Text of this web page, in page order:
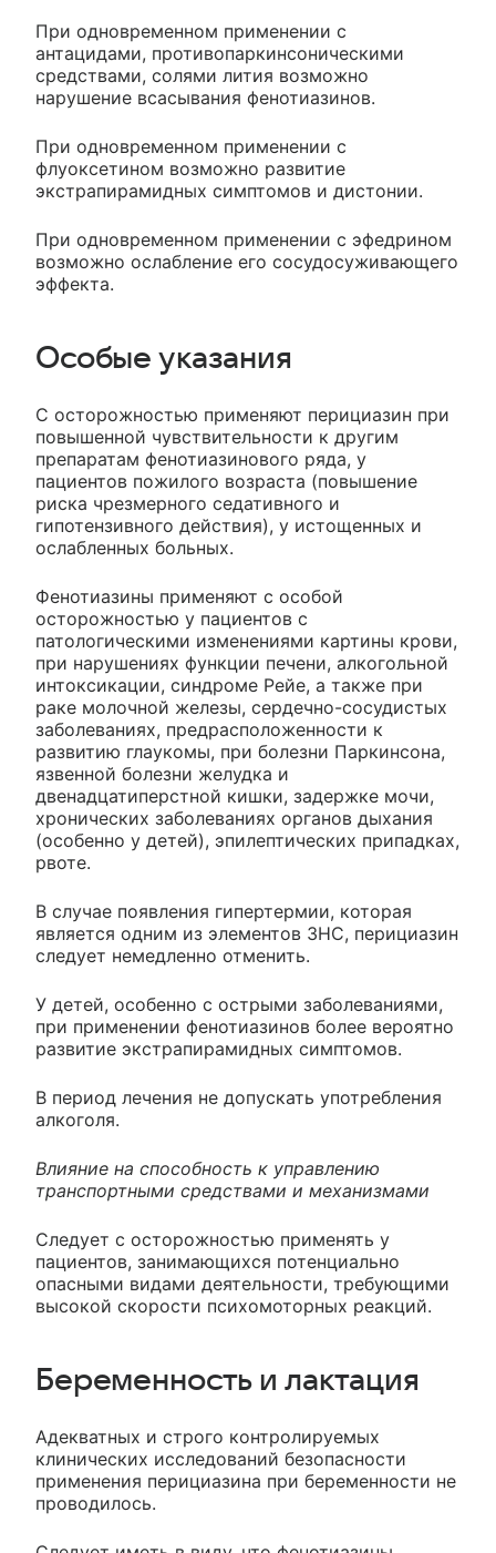
При одновременном применении с
антацидами, противопаркинсоническими
средствами, солями лития возможно
нарушение всасывания фенотиазинов.
При одновременном применении с
флуоксетином возможно развитие
экстрапирамидных симптомов и дистонии.
При одновременном применении с эфедрином
возможно ослабление его сосудосуживающего
эффекта.
Особые указания
С осторожностью применяют перициазин при
повышенной чувствительности к другим
препаратам фенотиазинового ряда, у
пациентов пожилого возраста (повышение
риска чрезмерного седативного и
гипотензивного действия), у истощенных и
ослабленных больных.
Фенотиазины применяют с особой
осторожностью у пациентов с
патологическими изменениями картины крови,
при нарушениях функции печени, алкогольной
интоксикации, синдроме Рейе, а также при
раке молочной железы, сердечно-сосудистых
заболеваниях, предрасположенности к
развитию глаукомы, при болезни Паркинсона,
язвенной болезни желудка и
двенадцатиперстной кишки, задержке мочи,
хронических заболеваниях органов дыхания
(особенно у детей), эпилептических припадках,
рвоте.
В случае появления гипертермии, которая
является одним из элементов ЗНС, перициазин
следует немедленно отменить.
У детей, особенно с острыми заболеваниями,
при применении фенотиазинов более вероятно
развитие экстрапирамидных симптомов.
В период лечения не допускать употребления
алкоголя.
Влияние на способность к управлению
транспортными средствами и механизмами
Следует с осторожностью применять у
пациентов, занимающихся потенциально
опасными видами деятельности, требующими
высокой скорости психомоторных реакций.
Беременность и лактация
Адекватных и строго контролируемых
клинических исследований безопасности
применения перициазина при беременности не
проводилось.